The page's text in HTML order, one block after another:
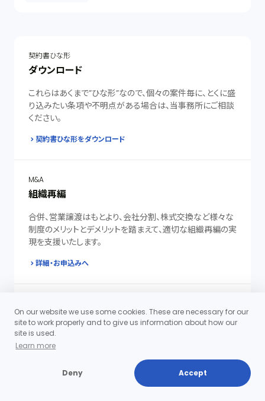
契約書ひな形
ダウンロード
これらはあくまで”ひな形”なので、個々の案件毎に、とくに盛
り込みたい条項や不明点がある場合は、当事務所にご相談
ください。
契約書ひな形をダウンロード
M&A
組織再編
合併、営業譲渡はもとより、会社分割、株式交換など様々な
制度のメリットとデメリットを踏まえて、適切な組織再編の実
現を支援いたします。
詳細・お申込みへ
顧問契約
日常の法律相談等の積み重ねに基づいて、顧問先様のビジ
On our website we use some cookies. These are necessary for our
site to work properly and to give us information about how our
site is used.
Learn more
Deny Accept